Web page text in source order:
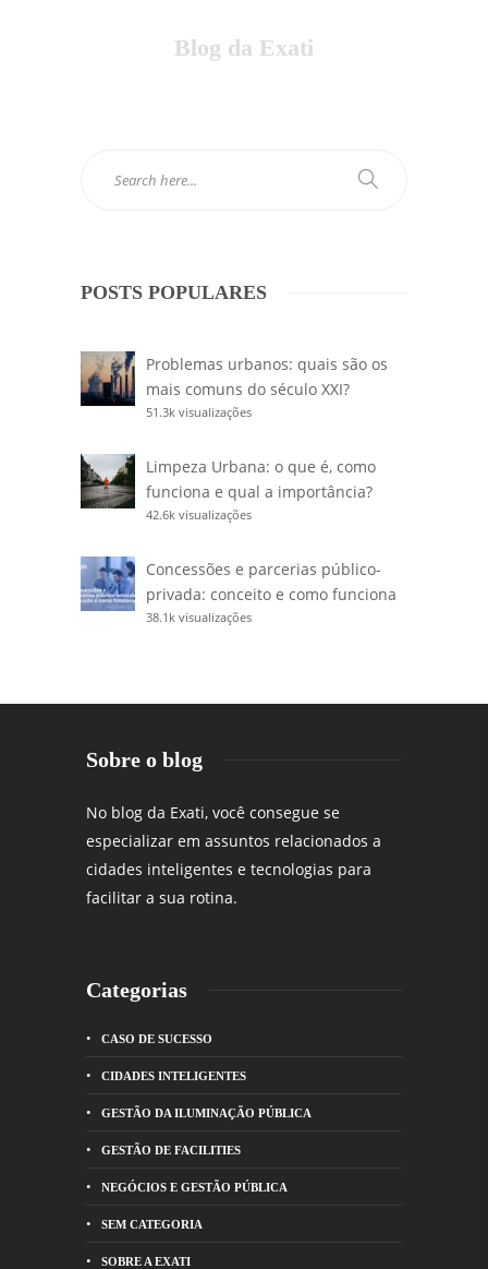
Blog da Exati
POSTS POPULARES
Problemas urbanos: quais são os
mais comuns do século XXI?
51.3k visualizações
Limpeza Urbana: o que é, como
funciona e qual a importância?
42.6k visualizações
Concessões e parcerias público-
privada: conceito e como funciona
38.1k visualizações
Sobre o blog
No blog da Exati, você consegue se
especializar em assuntos relacionados a
cidades inteligentes e tecnologias para
facilitar a sua rotina.
Categorias
CASO DE SUCESSO
CIDADES INTELIGENTES
GESTÃO DA ILUMINAÇÃO PÚBLICA
GESTÃO DE FACILITIES
NEGÓCIOS E GESTÃO PÚBLICA
SEM CATEGORIA
SOBRE A EXATI